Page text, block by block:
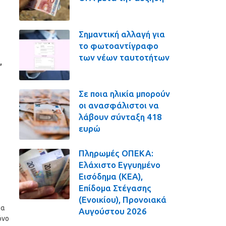
Σημαντική αλλαγή για
το φωτοαντίγραφο
των νέων ταυτοτήτων
Σε ποια ηλικία μπορούν
οι ανασφάλιστοι να
λάβουν σύνταξη 418
ευρώ
Πληρωμές ΟΠΕΚΑ:
Ελάχιστο Εγγυημένο
Εισόδημα (ΚΕΑ),
Επίδομα Στέγασης
(Ενοικίου), Προνοιακά
Αυγούστου 2026